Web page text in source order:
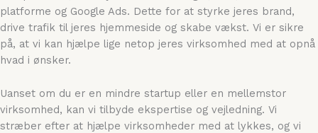
platforme og Google Ads. Dette for at styrke jeres brand,
drive trafik til jeres hjemmeside og skabe vækst. Vi er sikre
på, at vi kan hjælpe lige netop jeres virksomhed med at opnå
hvad i ønsker.
Uanset om du er en mindre startup eller en mellemstor
virksomhed, kan vi tilbyde ekspertise og vejledning. Vi
stræber efter at hjælpe virksomheder med at lykkes, og vi